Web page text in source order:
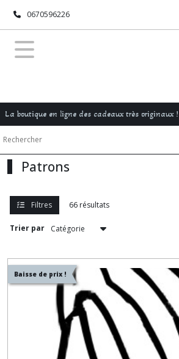
0670596226
La boutique en ligne des cadeaux très originaux !
Patrons
Filtres 66 résultats
Trier par
Baisse de prix !
Fermer
FILTRES
Patrons
(66)
Afficher
résultats